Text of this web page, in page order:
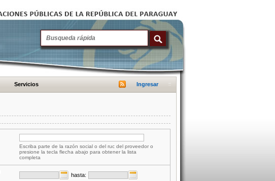
Servicios Ingresar
Escriba parte de la razón social o del ruc del proveedor o
presione la tecla flecha abajo para obtener la lista
completa
hasta: